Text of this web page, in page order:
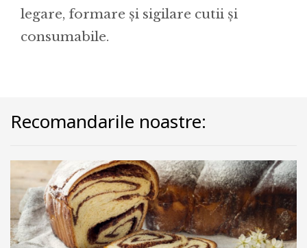
legare, formare și sigilare cutii și
consumabile.
Recomandarile noastre: